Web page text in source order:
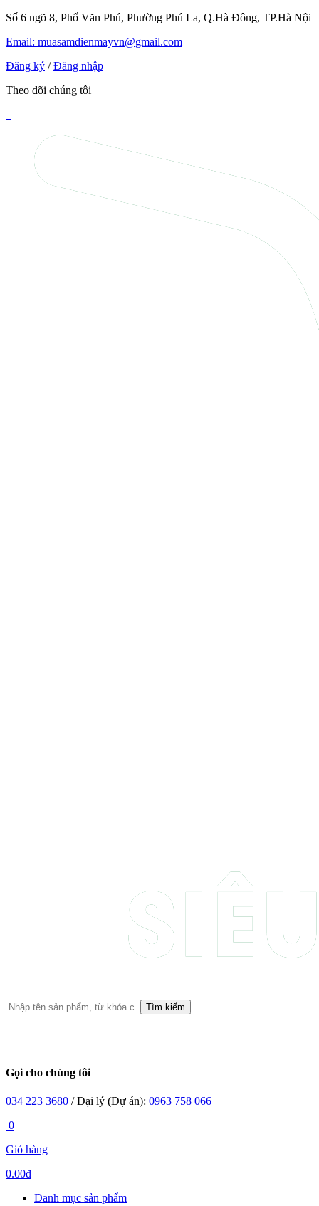
Số 6 ngõ 8, Phố Văn Phú, Phường Phú La, Q.Hà Đông, TP.Hà Nội
Email: muasamdienmayvn@gmail.com
Đăng ký / Đăng nhập
Theo dõi chúng tôi
Tìm kiếm
Gọi cho chúng tôi
034 223 3680 / Đại lý (Dự án): 0963 758 066
0
Giỏ hàng
0.00đ
Danh mục sản phẩm